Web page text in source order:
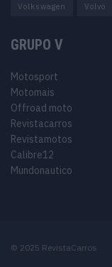
Volkswagen Volvo
GRUPO V
Motosport
Motomais
Offroad moto
Revistacarros
Revistamotos
Calibre12
Mundonautico
© 2025 RevistaCarros